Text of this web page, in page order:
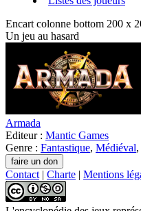
Encart colonne bottom 200 x
Un jeu au hasard
Armada
Editeur : Mantic Games
Genre : Fantastique, Médiéval,
Contact | Charte | Mentions